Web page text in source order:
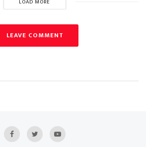
LOAD MORE
LEAVE COMMENT